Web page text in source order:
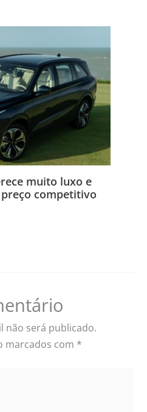
muito luxo e
competitivo
não será publicado.
marcados com *